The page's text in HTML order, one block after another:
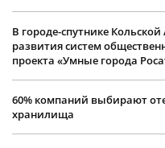
В городе-спутнике
развития систем
проекта «Умные города
60% компаний выбирают
хранилища